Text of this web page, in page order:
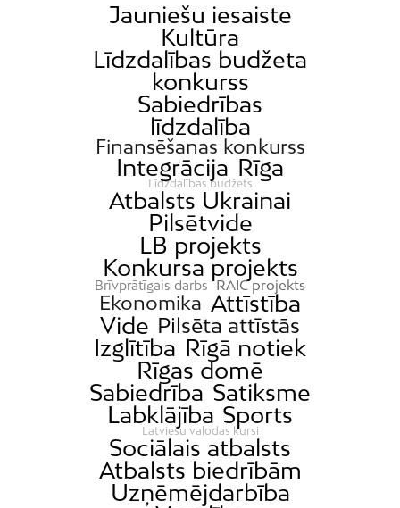
Jauniešu iesaiste
Kultūra
Līdzdalības budžeta
konkurss
Sabiedrības
līdzdalība
Finansēšanas konkurss
Integrācija Rīga
Līdzdalības budžets
Atbalsts Ukrainai
Pilsētvide
LB projekts
Konkursa projekts
Brīvprātīgais darbs RAIC projekts
Ekonomika Attīstība
Vide Pilsēta attīstās
Izglītība Rīgā notiek
Rīgas domē
Sabiedrība Satiksme
Labklājība Sports
Latviešu valodas kursi
Sociālais atbalsts
Atbalsts biedrībām
Uzņēmējdarbība